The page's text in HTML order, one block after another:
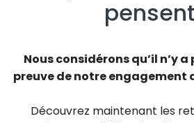
Nous considérons qu’il n’y
preuve de notre engagement
Découvrez maintenant les